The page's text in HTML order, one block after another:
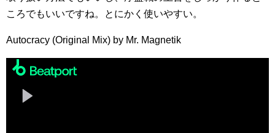
ころでもいいですね。とにかく使いやすい。
Autocracy (Original Mix) by Mr. Magnetik